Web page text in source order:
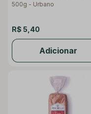
500g - Urbano
R$ 5,40
Adicionar